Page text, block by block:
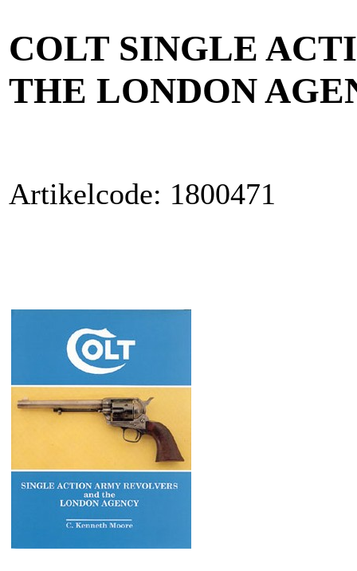
COLT SINGLE
THE LONDON
Artikelcode: 1800471